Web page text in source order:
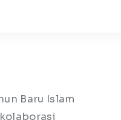
Baru Islam